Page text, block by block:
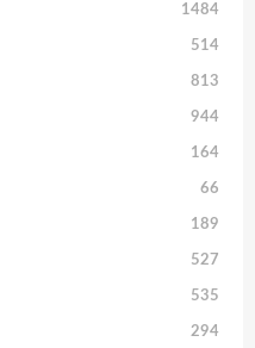
1484
514
813
944
164
66
189
527
535
294